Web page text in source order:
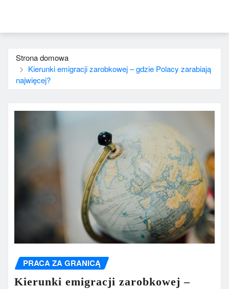
Strona domowa
Kierunki emigracji zarobkowej – gdzie Polacy zarabiają
najwięcej?
PRACA ZA GRANICĄ
Kierunki emigracji zarobkowej –